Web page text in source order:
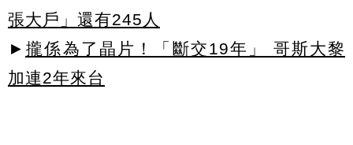
張大戶」還有245人
► 攏係為了晶片！「斷交19年」 哥斯大黎
加連2年來台